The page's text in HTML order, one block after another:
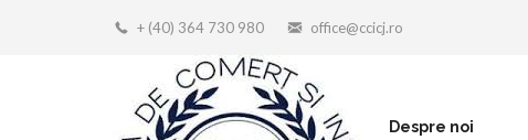
+ (40) 364 730 980 office@ccicj.ro
Despre noi